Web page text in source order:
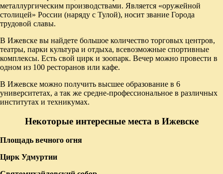
металлургическим производствами. Является «оружейной
столицей» России (наряду с Тулой), носит звание Города
трудовой славы.
В Ижевске вы найдете большое количество торговых центров,
театры, парки культура и отдыха, всевозможные спортивные
комплексы. Есть свой цирк и зоопарк. Вечер можно провести в
одном из 100 ресторанов или кафе.
В Ижевске можно получить высшее образование в 6
университетах, а так же средне-профессиональное в различных
институтах и техникумах.
Некоторые интересные места в Ижевске
Площадь вечного огня
Цирк Удмуртии